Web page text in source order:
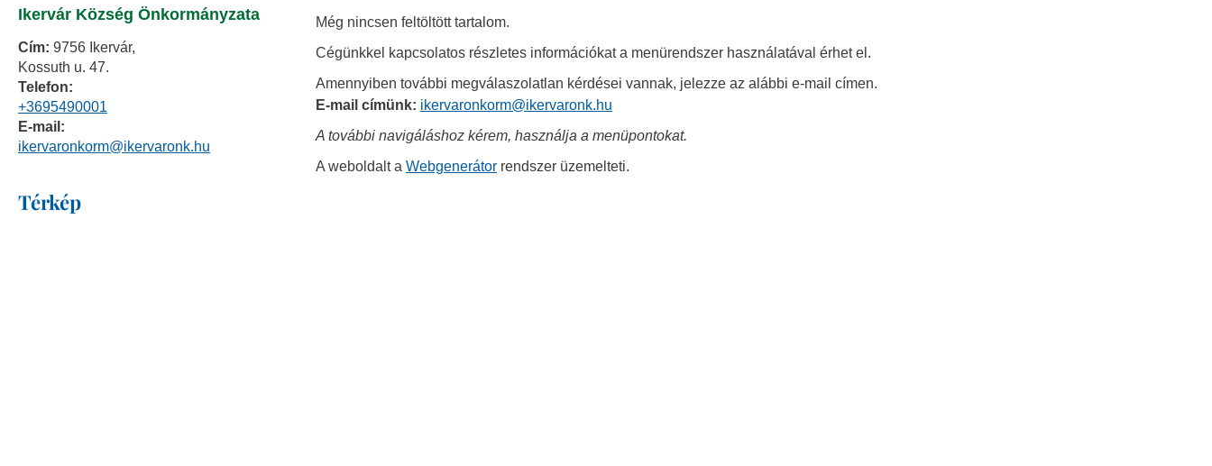
Ikervár Község Önkormányzata
Cím: 9756 Ikervár,
Kossuth u. 47.
Telefon:
+3695490001
E-mail:
ikervaronkorm@ikervaronk.hu
Térkép
Még nincsen feltöltött tartalom.
Cégünkkel kapcsolatos részletes információkat a menürendszer használatával érhet el.
Amennyiben további megválaszolatlan kérdései vannak, jelezze az alábbi e-mail címen.
E-mail címünk: ikervaronkorm@ikervaronk.hu
A további navigáláshoz kérem, használja a menüpontokat.
A weboldalt a Webgenerátor rendszer üzemelteti.